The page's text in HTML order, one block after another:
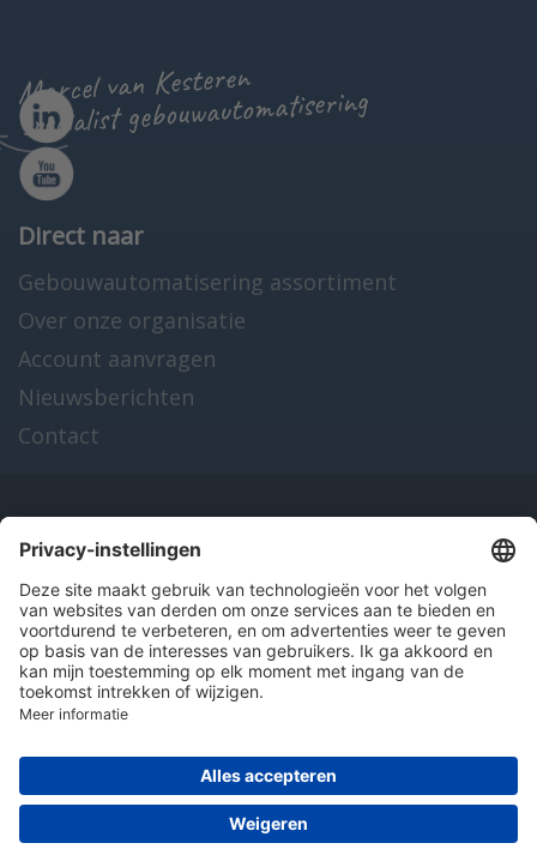
Marcel van Kesteren
specialist gebouwautomatisering
Direct naar
Gebouwautomatisering assortiment
Over onze organisatie
Account aanvragen
Nieuwsberichten
Contact
Onze producten
en diensten
Over Hitma
Algemene voorwaarden Disclaimer
Colofon
© 2026 Hitma B.V.